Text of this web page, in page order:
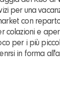
per una
con
colazioni e
per i più
in forma